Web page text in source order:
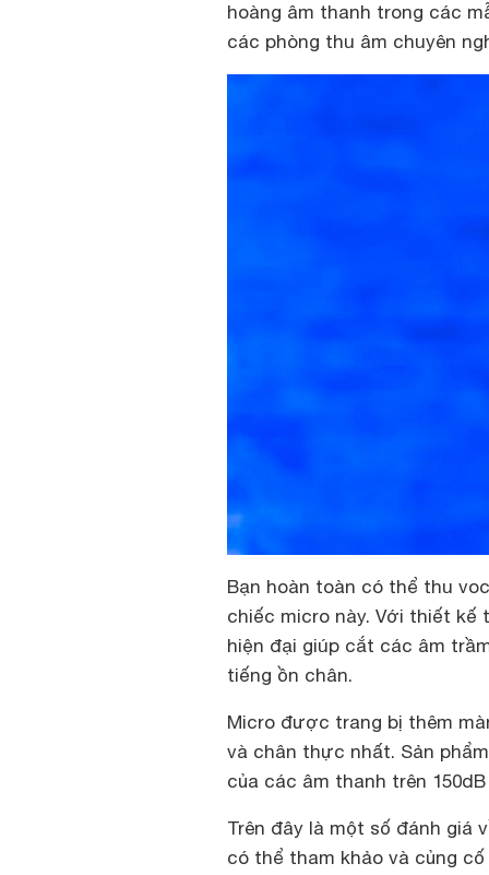
hoàng âm thanh trong các
các phòng thu âm chuyên
Bạn hoàn toàn có thể thu
chiếc micro này. Với thiết kế
hiện đại giúp cắt các âm
tiếng ồn chân.
Micro được trang bị thêm
và chân thực nhất. Sản
của các âm thanh trên
Trên đây là một số đánh giá
có thể tham khảo và củng